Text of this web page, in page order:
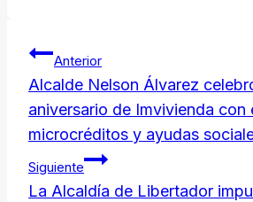
de
entradas
Anterior
Alcalde Nelson Álvarez
aniversario de Imvivienda con
microcréditos y ayudas
Siguiente
La Alcaldía de Libertador